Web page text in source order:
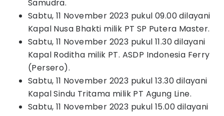
Samudra.
Sabtu, 11 November 2023 pukul 09.00 dilayani
Kapal Nusa Bhakti milik PT SP Putera Master.
Sabtu, 11 November 2023 pukul 11.30 dilayani
Kapal Roditha milik PT. ASDP Indonesia Ferry
(Persero).
Sabtu, 11 November 2023 pukul 13.30 dilayani
Kapal Sindu Tritama milik PT Agung Line.
Sabtu, 11 November 2023 pukul 15.00 dilayani